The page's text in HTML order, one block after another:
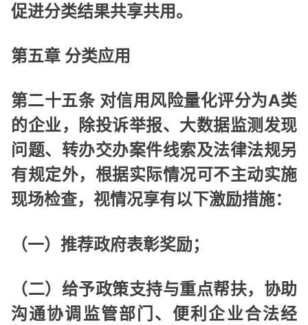
促进分类结果共享共用。
第五章 分类应用
第二十五条 对信用风险量化评分为A类
的企业，除投诉举报、大数据监测发现
问题、转办交办案件线索及法律法规另
有规定外，根据实际情况可不主动实施
现场检查，视情况享有以下激励措施：
（一）推荐政府表彰奖励；
（二）给予政策支持与重点帮扶，协助
沟通协调监管部门、便利企业合法经